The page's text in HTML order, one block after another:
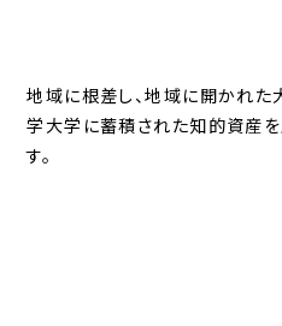
地域に根差し、地域に開かれた
学大学に蓄積された知的資産
す。